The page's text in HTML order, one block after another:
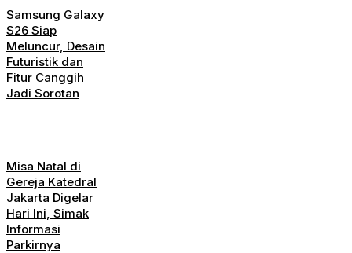
Samsung Galaxy
S26 Siap
Meluncur, Desain
Futuristik dan
Fitur Canggih
Jadi Sorotan
Misa Natal di
Gereja Katedral
Jakarta Digelar
Hari Ini, Simak
Informasi
Parkirnya